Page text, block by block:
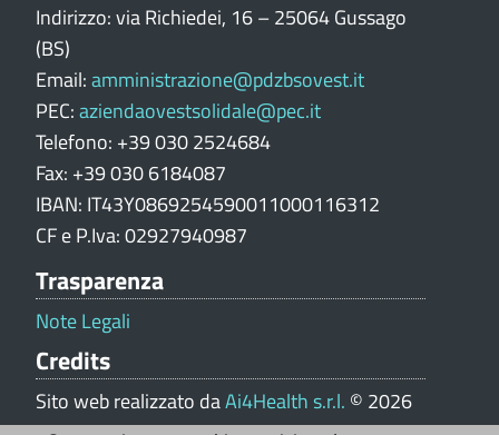
l
Indirizzo: via Richiedei, 16 – 25064 Gussago
(BS)
Email:amministrazione@pdzbsovest.it
PEC:aziendaovestsolidale@pec.it
Telefono: +39 030 2524684
Fax: +39 030 6184087
IBAN: IT43Y0869254590011000116312
CF e P.Iva: 02927940987
Trasparenza
Note Legali
Credits
Sito web realizzato daAi4Health s.r.l. © 2026